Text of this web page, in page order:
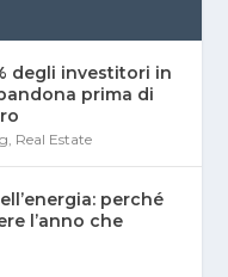
degli investitori in
prima di
, Real Estate
perché
l’anno che